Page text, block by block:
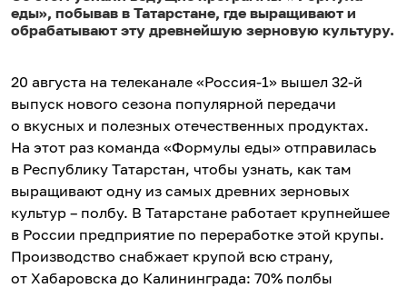
еды», побывав в Татарстане, где выращивают и
обрабатывают эту древнейшую зерновую культуру.
20 августа на телеканале «Россия-1» вышел 32-й
выпуск нового сезона популярной передачи
о вкусных и полезных отечественных продуктах.
На этот раз команда «Формулы еды» отправилась
в Республику Татарстан, чтобы узнать, как там
выращивают одну из самых древних зерновых
культур – полбу. В Татарстане работает крупнейшее
в России предприятие по переработке этой крупы.
Производство снабжает крупой всю страну,
от Хабаровска до Калининграда: 70% полбы